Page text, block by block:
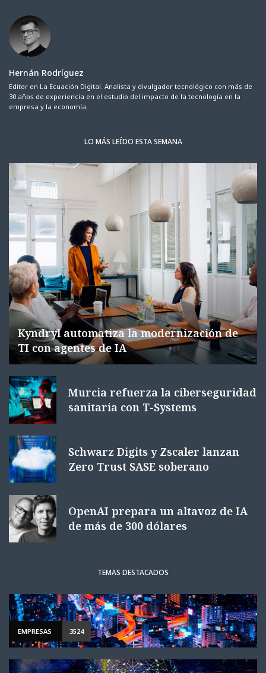
Hernán Rodríguez
Editor en La Ecuación Digital. Analista y divulgador tecnológico con más de
30 años de experiencia en el estudio del impacto de la tecnología en la
empresa y la economía.
LO MÁS LEÍDO ESTA SEMANA
Kyndryl automatiza la modernización de
TI con agentes de IA
Murcia refuerza la ciberseguridad
sanitaria con T-Systems
Schwarz Digits y Zscaler lanzan
Zero Trust SASE soberano
OpenAI prepara un altavoz de IA
de más de 300 dólares
TEMAS DESTACADOS
EMPRESAS 3524